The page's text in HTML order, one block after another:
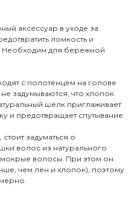
аксессуар в уходе за
ломкость и
Необходим для бережной
с полотенцем на голове
задумываются, что хлопок
шёлк приглаживает
и предотвращает спутывание.
задуматься о
волос из натурального
волосы. При этом он
чем лён и хлопок), поэтому